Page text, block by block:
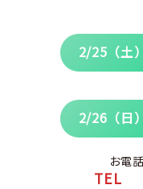
2/25（土
2/26（日
お電
TEL